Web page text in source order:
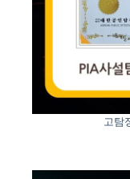
고탐